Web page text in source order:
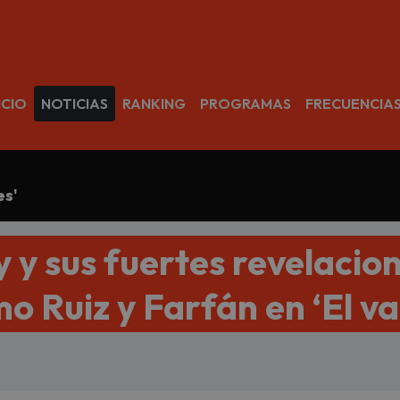
NOTICIAS RANKING PROGRAMAS FRECUENCIAS
y sus fuertes
Ruiz y Farfán en ‘El